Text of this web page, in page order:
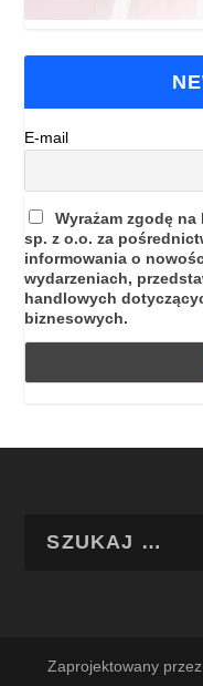
E-mail
Wyrażam zgodę
sp. z o.o. za
informowania o
wydarzeniach,
handlowych
biznesowych.
Zaprojektowany przez